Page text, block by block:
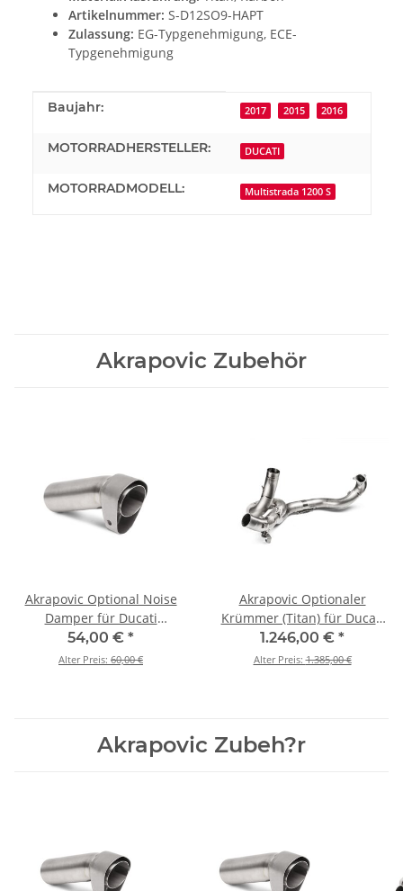
Artikelnummer: S-D12SO9-HAPT
Zulassung: EG-Typgenehmigung, ECE-
Typgenehmigung
Produkteigenschaft
Wert
Baujahr: 2017 2015 2016
MOTORRADHERSTELLER: DUCATI
MOTORRADMODELL: Multistrada 1200 S
Akrapovic Zubehör
Akrapovic Optional Noise
Damper für Ducati
Multistrada 1200 - BJ. 2015 >
2017 (V-TUV227)
54,00 € *
Alter Preis: 60,00 €
Akrapovic Optionaler
Krümmer (Titan) für Ducati
Multistrada 1200 S - BJ. 2015
> 2017 (E-D12E6)
1.246,00 € *
Alter Preis:1.385,00 €
Akrapovic Zubeh?r